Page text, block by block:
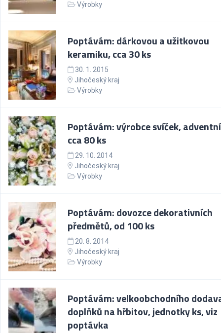
Výrobky
Poptávám: dárkovou a užitkovou
keramiku, cca 30 ks
30. 1. 2015
Jihočeský kraj
Výrobky
Poptávám: výrobce svíček,
cca 80 ks
29. 10. 2014
Jihočeský kraj
Výrobky
Poptávám: dovozce dekorativních
předmětů, od 100 ks
20. 8. 2014
Jihočeský kraj
Výrobky
Poptávám: velkoobchodního
doplňků na hřbitov, jednotky ks, viz
poptávka